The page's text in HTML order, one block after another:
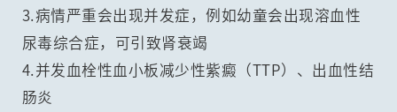
3.病情严重会出现并发症，例如幼童会出现溶血性
尿毒综合症，可引致肾衰竭
4.并发血栓性血小板减少性紫癜（TTP）、出血性结
肠炎